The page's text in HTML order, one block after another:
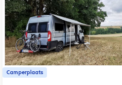
Camperplaats